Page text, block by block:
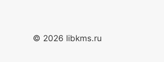
© 2026 libkms.ru